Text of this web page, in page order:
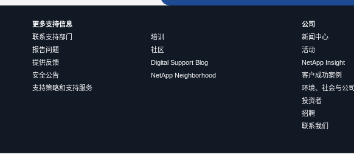
更多支持信息
联系支持部门
报告问题
提供反馈
安全公告
支持策略和支持服务
培训
社区
Digital Support Blog
NetApp Neighborhood
公司
新闻中心
活动
NetApp Insight
客户成功案例
环境、社会与公
投资者
招聘
联系我们